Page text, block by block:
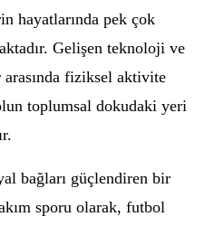
hayatlarında pek çok
Gelişen teknoloji ve
fiziksel aktivite
toplumsal dokudaki yeri
bağları güçlendiren bir
sporu olarak, futbol